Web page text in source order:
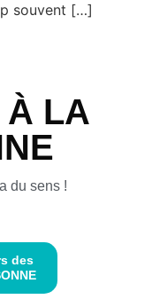
souvent […]
À LA
du sens !
des